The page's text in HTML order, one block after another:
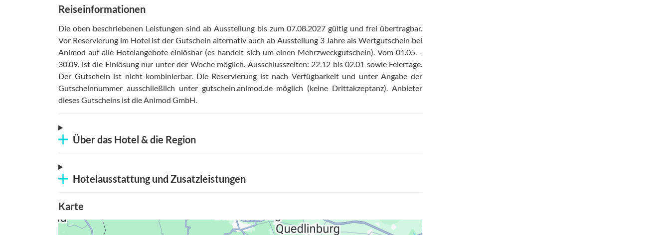
Reiseinformationen
Die oben beschriebenen Leistungen sind ab Ausstellung bis zum 07.08.2027 gültig und frei übertragbar.
Vor Reservierung im Hotel ist der Gutschein alternativ auch ab Ausstellung 3 Jahre als Wertgutschein bei
Animod auf alle Hotelangebote einlösbar (es handelt sich um einen Mehrzweckgutschein). Vom 01.05. -
30.09. ist die Einlösung nur unter der Woche möglich. Ausschlusszeiten: 22.12 bis 02.01 sowie Feiertage.
Der Gutschein ist nicht kombinierbar. Die Reservierung ist nach Verfügbarkeit und unter Angabe der
Gutscheinnummer ausschließlich unter gutschein.animod.de möglich (keine Drittakzeptanz).Anbieter
dieses Gutscheins ist die Animod GmbH.
Über das Hotel & die Region
Hotelausstattung und Zusatzleistungen
Karte